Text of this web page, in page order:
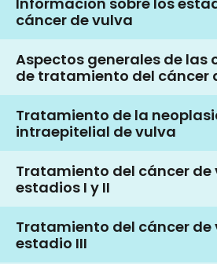
cáncer de vulva
Aspectos generales de las
de tratamiento del cáncer
Tratamiento de la
intraepitelial de vulva
Tratamiento del cáncer de
estadios I y II
Tratamiento del cáncer de
estadio III